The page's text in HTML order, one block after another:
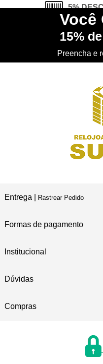
5%
Você
15%
Preencha e
Entrega | Rastrear Pedido
Formas de pagamento
Institucional
Dúvidas
Compras